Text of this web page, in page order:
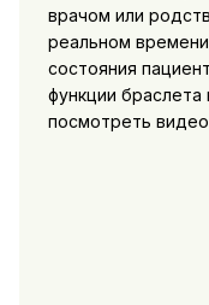
врачом или
реальном
состояния
функции
посмотреть